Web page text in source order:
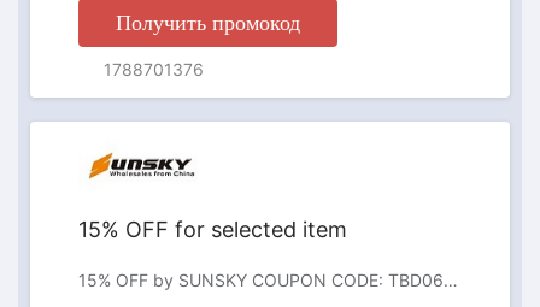
Получить промокод
1788701376
ПРОМОКОД
15% OFF for selected item
15% OFF by SUNSKY COUPON CODE: TBD0603245301 for 4pairs Anti-slip Dotted Rubber Trampoline Socks Toddler Socks For Children 1-5 Years Old(Rose Red)